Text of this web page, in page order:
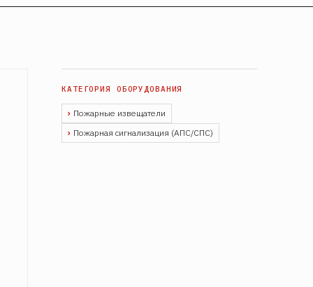
Пожарные извещатели
Пожарная сигнализация (АПС/СПС)